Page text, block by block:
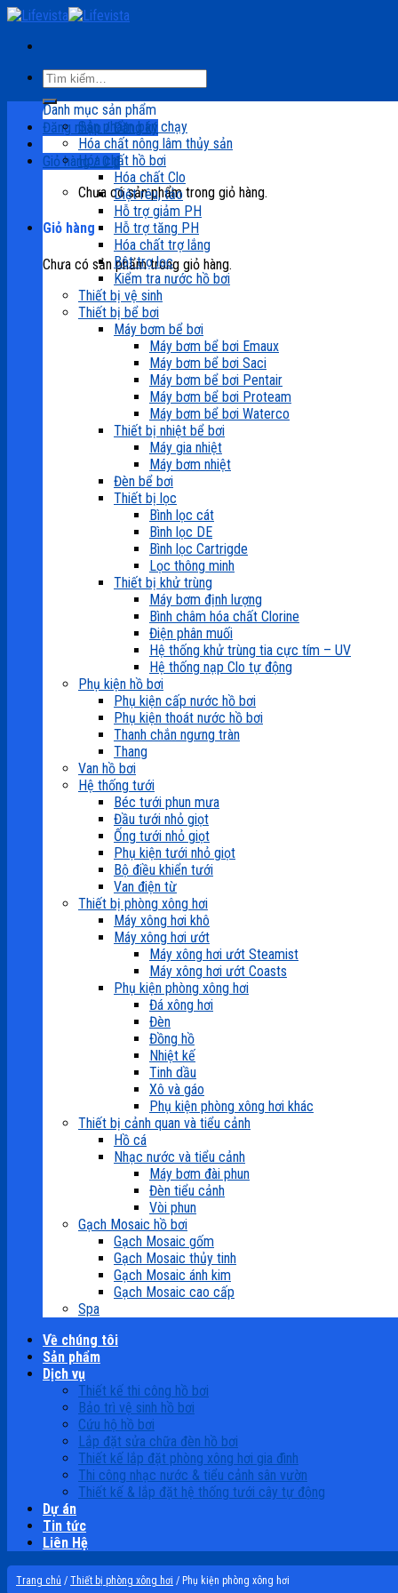
Skip
content
Tìm
kiếm:
Đăng nhập / Đăng ký
Giỏ hàng / 0₫
Chưa có sản phẩm trong giỏ hàng.
Giỏ hàng
Chưa có sản phẩm trong giỏ hàng.
Danh mục sản phẩm
Sản phẩm bán chạy
Hóa chất nông lâm thủy sản
Hóa chất hồ bơi
Hóa chất Clo
Diệt rêu, tảo
Hỗ trợ giảm PH
Hỗ trợ tăng PH
Hóa chất trợ lắng
Bột trợ lọc
Kiểm tra nước hồ bơi
Thiết bị vệ sinh
Thiết bị bể bơi
Máy bơm bể bơi
Máy bơm bể bơi Emaux
Máy bơm bể bơi Saci
Máy bơm bể bơi Pentair
Máy bơm bể bơi Proteam
Máy bơm bể bơi Waterco
Thiết bị nhiệt bể bơi
Máy gia nhiệt
Máy bơm nhiệt
Đèn bể bơi
Thiết bị lọc
Bình lọc cát
Bình lọc DE
Bình lọc Cartrigde
Lọc thông minh
Thiết bị khử trùng
Máy bơm định lượng
Bình châm hóa chất Clorine
Điện phân muối
Hệ thống khử trùng tia cực tím – UV
Hệ thống nạp Clo tự động
Phụ kiện hồ bơi
Phụ kiện cấp nước hồ bơi
Phụ kiện thoát nước hồ bơi
Thanh chắn ngưng tràn
Thang
Van hồ bơi
Hệ thống tưới
Béc tưới phun mưa
Đầu tưới nhỏ giọt
Ống tưới nhỏ giọt
Phụ kiện tưới nhỏ giọt
Bộ điều khiển tưới
Van điện từ
Thiết bị phòng xông hơi
Máy xông hơi khô
Máy xông hơi ướt
Máy xông hơi ướt Steamist
Máy xông hơi ướt Coasts
Phụ kiện phòng xông hơi
Đá xông hơi
Đèn
Đồng hồ
Nhiệt kế
Tinh dầu
Xô và gáo
Phụ kiện phòng xông hơi khác
Thiết bị cảnh quan và tiểu cảnh
Hồ cá
Nhạc nước và tiểu cảnh
Máy bơm đài phun
Đèn tiểu cảnh
Vòi phun
Gạch Mosaic hồ bơi
Gạch Mosaic gốm
Gạch Mosaic thủy tinh
Gạch Mosaic ánh kim
Gạch Mosaic cao cấp
Spa
Về chúng tôi
Sản phẩm
Dịch vụ
Thiết kế thi công hồ bơi
Bảo trì vệ sinh hồ bơi
Cứu hộ hồ bơi
Lắp đặt sửa chữa đèn hồ bơi
Thiết kế lắp đặt phòng xông hơi gia đình
Thi công nhạc nước & tiểu cảnh sân vườn
Thiết kế & lắp đặt hệ thống tưới cây tự động
Dự án
Tin tức
Liên Hệ
Trang chủ / Thiết bị phòng xông hơi / Phụ kiện phòng xông hơi